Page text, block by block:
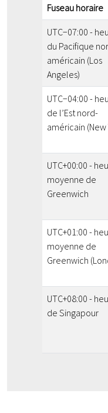
Fuseau horaire
UTC−07:00 -
du Pacifique
américain (Los
Angeles)
UTC−04:00 -
de l’Est nord-
américain (New
UTC+00:00 -
moyenne de
Greenwich
UTC+01:00 -
moyenne de
Greenwich
UTC+08:00 -
de Singapour